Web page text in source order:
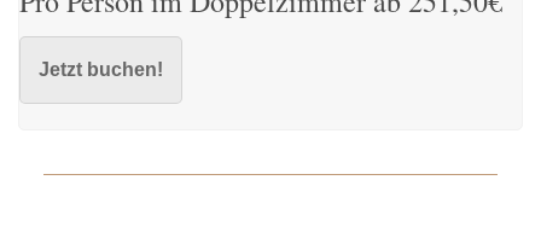
Jetzt buchen!